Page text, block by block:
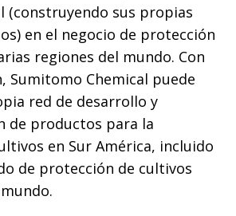
(construyendo sus propias
en el negocio de protección
regiones del mundo. Con
Sumitomo Chemical puede
red de desarrollo y
de productos para la
en Sur América, incluido
de protección de cultivos